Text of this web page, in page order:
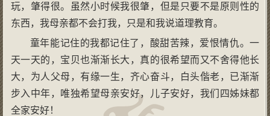
玩，肇得很。虽然小时候我很肇，但是只要不是原则性的
东西，我母亲都不会打我，只是和我说道理教育。
童年能记住的我都记住了，酸甜苦辣，爱恨情仇。一
天一天的，宝贝也渐渐长大，真的很希望而又不舍得他长
大，为人父母，有缘一生，齐心奋斗，白头偕老，已渐渐
步入中年，唯独希望母亲安好，儿子安好，我们四姊妹都
全家安好！